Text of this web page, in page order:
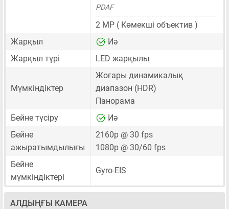
PDAF
2 MP ( Көмекші объектив )
Жарқыл
Иә
Жарқыл түрі
LED жарқылы
Мүмкіндіктер
Жоғары динамикалық
диапазон (HDR)
Панорама
Бейне түсіру
Иә
Бейне
ажыратымдылығы
2160p @ 30 fps
1080p @ 30/60 fps
Бейне
мүмкіндіктері
Gyro-EIS
АЛДЫҢҒЫ КАМЕРА